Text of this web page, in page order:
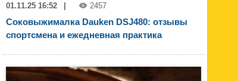
01.11.25 16:52 | 2457
Соковыжималка Dauken DSJ480: отзывы
спортсмена и ежедневная практика